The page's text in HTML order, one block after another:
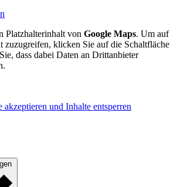
Platzhalterinhalt von Google Maps. Um auf
zuzugreifen, klicken Sie auf die Schaltfläche
dass dabei Daten an Drittanbieter
und Inhalte entsperren